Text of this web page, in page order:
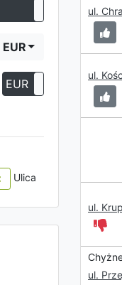
EUR
EUR
Ulica
ul.
ul.
ul.
ul.